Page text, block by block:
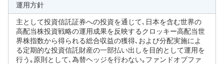
運用方針
主として投資信託証券への投資を通じて､日本を含む世界の
高配当株投資戦略の運用成果を反映するクロッキー高配当世
界株指数から得られる総合収益の獲得､および分配実施によ
る定期的な投資信託財産の一部払い出しを目的として運用を
行う｡原則として､為替ヘッジを行わない｡ファンドオブファ